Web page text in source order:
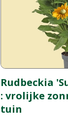
Rudbeckia
: vrolijke
tuin